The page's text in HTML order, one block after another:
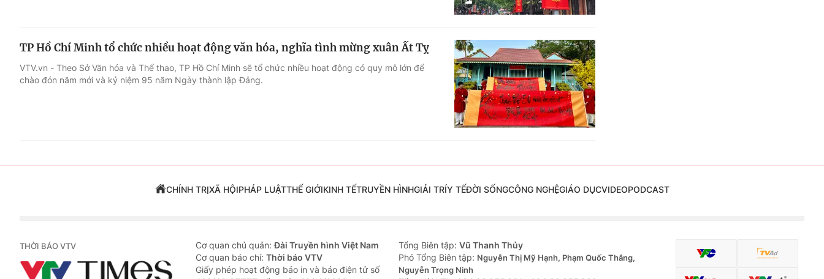
TP Hồ Chí Minh tổ chức nhiều hoạt động văn hóa, nghĩa tình mừng xuân Ất Tỵ
VTV.vn - Theo Sở Văn hóa và Thể thao, TP Hồ Chí Minh sẽ tổ chức nhiều hoạt động có quy mô lớn để
chào đón năm mới và kỷ niệm 95 năm Ngày thành lập Đảng.
CHÍNH TRỊXÃ HỘIPHÁP LUẬTTHẾ GIỚIKINH TẾTRUYỀN HÌNHGIẢI TRÍY TẾĐỜI SỐNGCÔNG NGHỆGIÁO DỤCVIDEOPODCAST
THỜI BÁO VTV Cơ quan chủ quản:Đài Truyền hình Việt Nam
Cơ quan báo chí: Thời báo VTV
Giấy phép hoạt động báo in và báo điện tử số
Tổng Biên tập: Vũ Thanh Thủy
Phó Tổng Biên tập: Nguyễn Thị Mỹ Hạnh, Phạm Quốc Thắng,
Nguyễn Trọng Ninh